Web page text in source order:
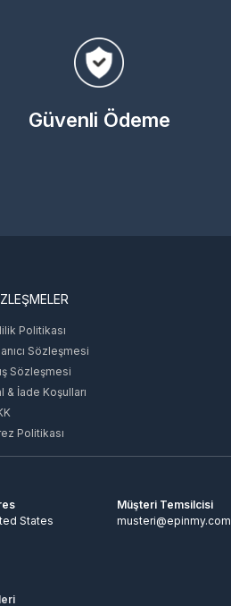
Güvenli Ödeme
Politikası
Sözleşmesi
Sözleşmesi
& İade Koşulları
Politikası
States
Müşteri Temsilcisi
musteri@epinmy.com